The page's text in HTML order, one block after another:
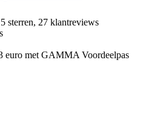
sterren, 27 klantreviews
euro met GAMMA Voordeelpas